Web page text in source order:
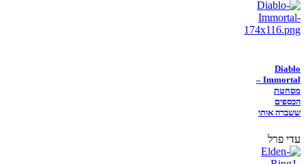
Diablo
Immortal –
מסחטת
הכספים
ששברה אותי
עדי פרל